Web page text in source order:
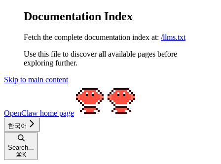
Documentation Index
Fetch the complete documentation index at: /llms.txt
Use this file to discover all available pages before
exploring further.
Skip to main content
OpenClaw home page
한국어
Search...
⌘ K